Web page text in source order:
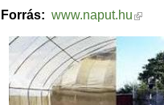
Forrás: www.naput.hu